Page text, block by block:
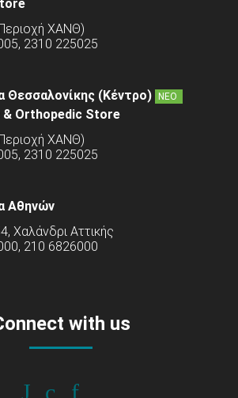
ΧΑΝΘ)
2310 225025
Θεσσαλονίκης (Κέντρο) ΝΕΟ
& Orthopedic Store
ΧΑΝΘ)
2310 225025
Αθηνών
Χαλάνδρι Αττικής
210 6826000
with us